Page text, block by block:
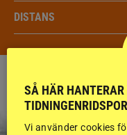
DISTANS
SÅ HÄR
Vi använder cookies